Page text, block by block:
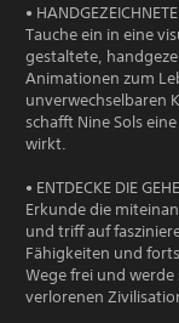
•
Tauche ein in eine
gestaltete,
Animationen zum
unverwechselbaren
schafft Nine Sols
wirkt.
• ENTDECKE DIE
Erkunde die
und triff auf
Fähigkeiten und
Wege frei und
verlorenen